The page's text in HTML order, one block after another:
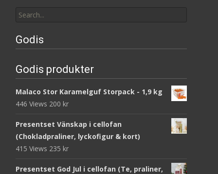
for:
Godis
Godis produkter
Malaco Stor Karamelguf Storpack - 1,9 kg
446 Views 200 kr
Presentset Vänskap i cellofan
(Chokladpraliner, lyckofigur & kort)
415 Views 235 kr
Presentset God Jul i cellofan (Te, praliner,